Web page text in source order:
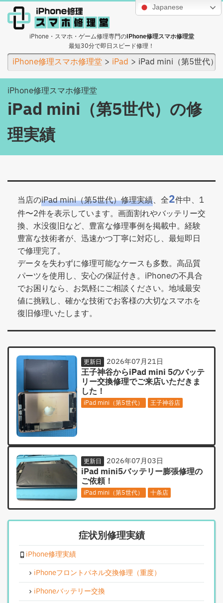
Japanese
iPhone・スマホ・ゲーム修理専門のiPhone修理スマホ修理堂
最短30分で即日スピード修理！
iPhone修理スマホ修理堂 iPad iPad mini（第5世代）
iPhone修理スマホ修理堂
iPad mini（第5世代）の修
理実績
当店のiPad mini（第5世代）修理実績、全2件中、1
件〜2件を表示しています。画面割れやバッテリー交
換、水没復旧など、豊富な修理事例を掲載中。経験
豊富な技術者が、迅速かつ丁寧に対応し、最短即日
で修理完了。
データを失わずに修理可能なケースも多数。高品質
パーツを使用し、安心の保証付き。iPhoneの不具合
でお困りなら、お気軽にご相談ください。地域最安
値に挑戦し、確かな技術でお客様の大切なスマホを
復旧修理いたします。
更新日 2026年07月21日
王子神谷からiPad mini 5のバッテ
リー交換修理でご来店いただきま
した！
iPad mini（第5世代） 王子神谷店
更新日 2026年07月03日
iPad mini5バッテリー膨張修理の
ご依頼！
iPad mini（第5世代） 十条店
症状別修理実績
iPhone修理実績
iPhoneフロントパネル交換修理（重度）
iPhoneバッテリー交換